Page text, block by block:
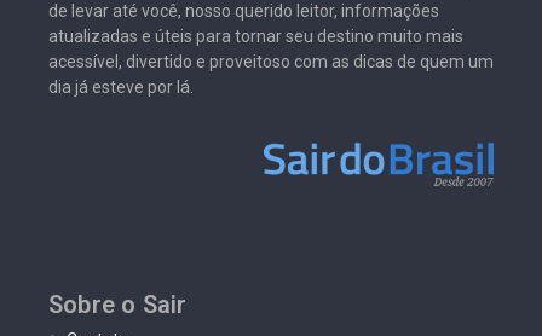
de levar até você, nosso querido leitor, informações
atualizadas e úteis para tornar seu destino muito mais
acessível, divertido e proveitoso com as dicas de quem um
dia já esteve por lá.
Sobre o Sair